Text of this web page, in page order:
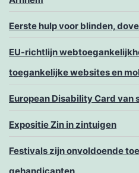
Eerste hulp voor blinden,
EU-richtlijn
toegankelijke websites en
European Disability Card van
Expositie Zin in zintuigen
Festivals zijn onvoldoende